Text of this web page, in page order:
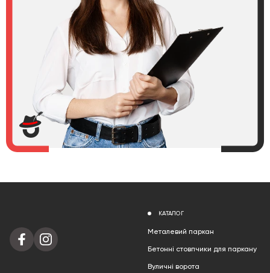
КАТАЛОГ
Металевий паркан
Бетонні стовпчики для паркану
Вуличні ворота